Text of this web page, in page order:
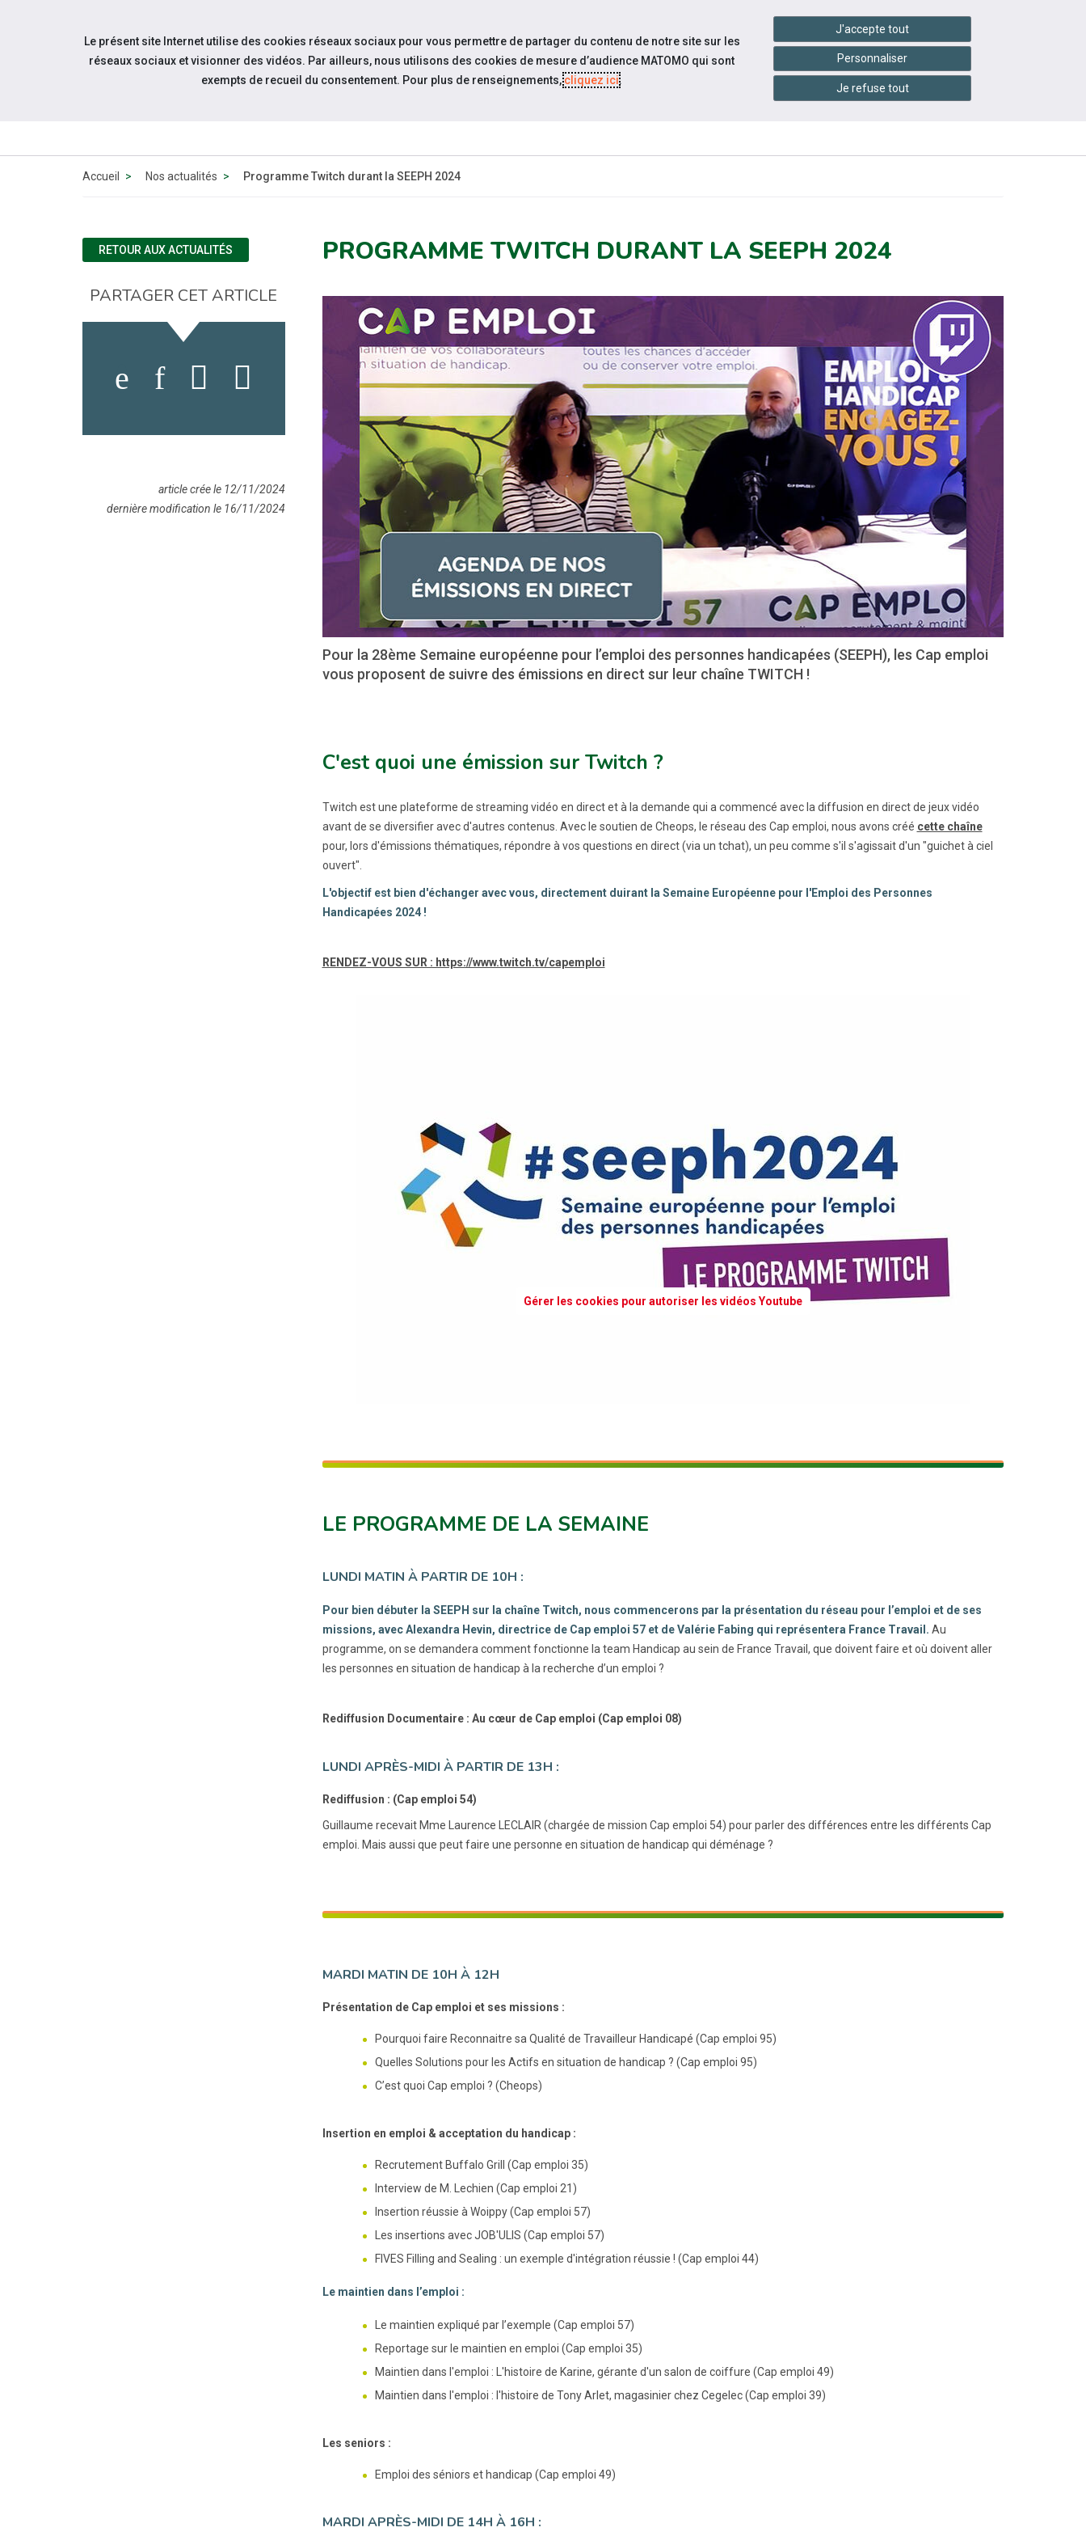
Aller au contenu
Sites du réseau settings_accessibility Accessibilité
QUI SOMMES-
ÉVÉNEMENTS
PRATIQUES
Accueil Nos actualités Programme Twitch durant la SEEPH 2024
PROGRAMME TWITCH DURANT LA SEEPH 2024
Pour la 28ème Semaine européenne pour l’emploi des personnes handicapées (SEEPH), les Cap emploi
vous proposent de suivre des émissions en direct sur leur chaîne TWITCH !
C'est quoi une émission sur Twitch ?
Twitch est une plateforme de streaming vidéo en direct et à la demande qui a commencé avec la diffusion en direct de jeux vidéo
avant de se diversifier avec d'autres contenus. Avec le soutien de Cheops, le réseau des Cap emploi, nous avons créé cette chaîne
pour, lors d'émissions thématiques, répondre à vos questions en direct (via un tchat), un peu comme s'il s'agissait d'un "guichet à ciel
ouvert".
L'objectif est bien d'échanger avec vous, directement duirant la Semaine Européenne pour l'Emploi des Personnes
Handicapées 2024 !
RENDEZ-VOUS SUR : https://www.twitch.tv/capemploi
Gérer les cookies pour autoriser les vidéos Youtube
LE PROGRAMME DE LA SEMAINE
LUNDI MATIN À PARTIR DE 10H :
Pour bien débuter la SEEPH sur la chaîne Twitch, nous commencerons par la présentation du réseau pour l’emploi et de ses
missions, avec Alexandra Hevin, directrice de Cap emploi 57 et de Valérie Fabing qui représentera France Travail. Au
programme, on se demandera comment fonctionne la team Handicap au sein de France Travail, que doivent faire et où doivent aller
les personnes en situation de handicap à la recherche d’un emploi ?
Rediffusion Documentaire : Au cœur de Cap emploi (Cap emploi 08)
LUNDI APRÈS-MIDI À PARTIR DE 13H :
Rediffusion : (Cap emploi 54)
Guillaume recevait Mme Laurence LECLAIR (chargée de mission Cap emploi 54) pour parler des différences entre les différents Cap
emploi. Mais aussi que peut faire une personne en situation de handicap qui déménage ?
MARDI MATIN DE 10H À 12H
Présentation de Cap emploi et ses missions :
Pourquoi faire Reconnaitre sa Qualité de Travailleur Handicapé (Cap emploi 95)
Quelles Solutions pour les Actifs en situation de handicap ? (Cap emploi 95)
C’est quoi Cap emploi ? (Cheops)
Insertion en emploi & acceptation du handicap :
Recrutement Buffalo Grill (Cap emploi 35)
Interview de M. Lechien (Cap emploi 21)
Insertion réussie à Woippy (Cap emploi 57)
Les insertions avec JOB'ULIS (Cap emploi 57)
FIVES Filling and Sealing : un exemple d'intégration réussie ! (Cap emploi 44)
Le maintien dans l’emploi :
Le maintien expliqué par l’exemple (Cap emploi 57)
Reportage sur le maintien en emploi (Cap emploi 35)
Maintien dans l'emploi : L'histoire de Karine, gérante d'un salon de coiffure (Cap emploi 49)
Maintien dans l'emploi : l'histoire de Tony Arlet, magasinier chez Cegelec (Cap emploi 39)
Les seniors :
Emploi des séniors et handicap (Cap emploi 49)
MARDI APRÈS-MIDI DE 14H À 16H :
RETOUR AUX ACTUALITÉS
PARTAGER CET ARTICLE
article crée le 12/11/2024
dernière modification le 16/11/2024
Le présent site Internet utilise des cookies réseaux sociaux pour vous permettre de partager du contenu de notre site sur les
réseaux sociaux et visionner des vidéos. Par ailleurs, nous utilisons des cookies de mesure d’audience MATOMO qui sont
exempts de recueil du consentement. Pour plus de renseignements,cliquez ici.
J'accepte tout
Personnaliser
Je refuse tout